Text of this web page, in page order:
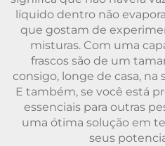
líquido dentro não
que gostam de
misturas. Com uma
frascos são de um
consigo, longe de casa, na
E também, se você está
essenciais para outras
uma ótima solução em
seus